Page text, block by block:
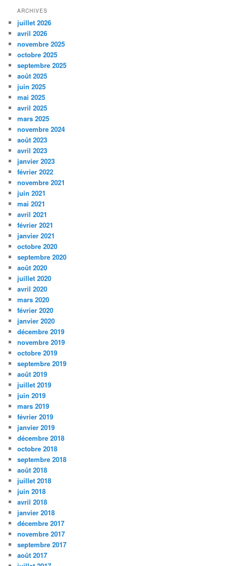
ARCHIVES
juillet 2026
avril 2026
novembre 2025
octobre 2025
septembre 2025
août 2025
juin 2025
mai 2025
avril 2025
mars 2025
novembre 2024
août 2023
avril 2023
janvier 2023
février 2022
novembre 2021
juin 2021
mai 2021
avril 2021
février 2021
janvier 2021
octobre 2020
septembre 2020
août 2020
juillet 2020
avril 2020
mars 2020
février 2020
janvier 2020
décembre 2019
novembre 2019
octobre 2019
septembre 2019
août 2019
juillet 2019
juin 2019
mars 2019
février 2019
janvier 2019
décembre 2018
octobre 2018
septembre 2018
août 2018
juillet 2018
juin 2018
avril 2018
janvier 2018
décembre 2017
novembre 2017
septembre 2017
août 2017